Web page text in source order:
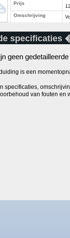
Prijs
Omschrijving
specificaties
geen
is een
specificaties,
van fouten en